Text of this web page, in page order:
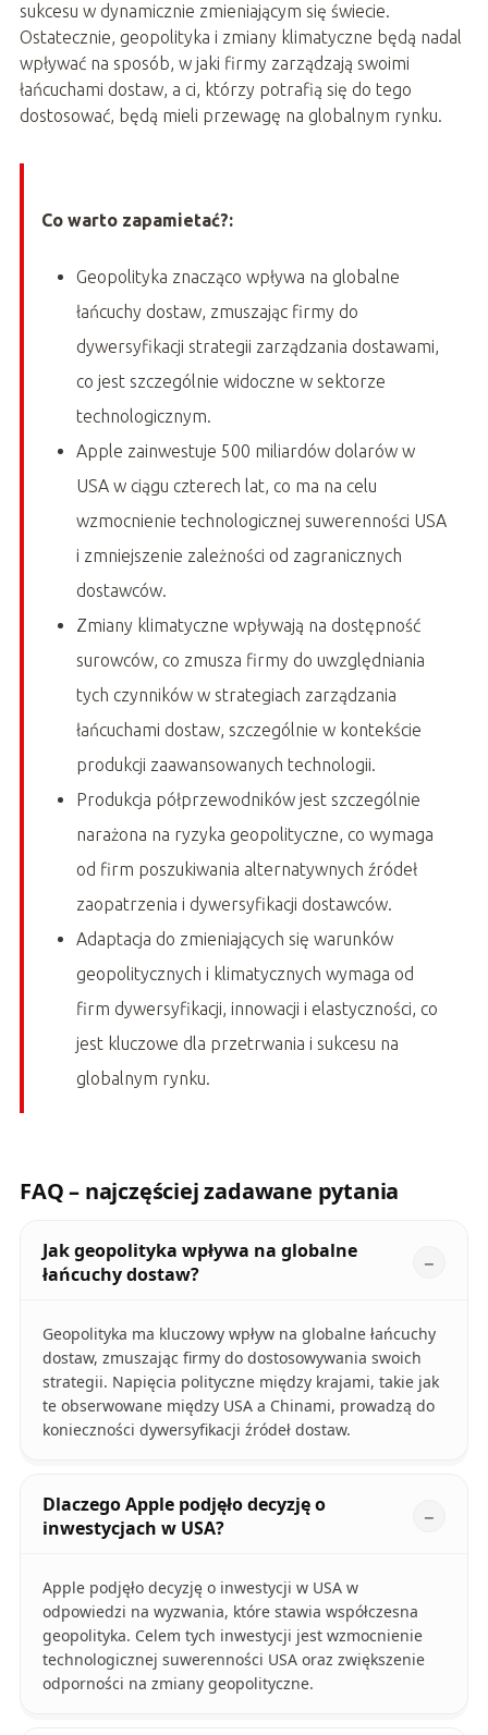
sukcesu w dynamicznie zmieniającym się świecie.
Ostatecznie, geopolityka i zmiany klimatyczne będą nadal
wpływać na sposób, w jaki firmy zarządzają swoimi
łańcuchami dostaw, a ci, którzy potrafią się do tego
dostosować, będą mieli przewagę na globalnym rynku.
Co warto zapamietać?:
Geopolityka znacząco wpływa na globalne
łańcuchy dostaw, zmuszając firmy do
dywersyfikacji strategii zarządzania dostawami,
co jest szczególnie widoczne w sektorze
technologicznym.
Apple zainwestuje 500 miliardów dolarów w
USA w ciągu czterech lat, co ma na celu
wzmocnienie technologicznej suwerenności USA
i zmniejszenie zależności od zagranicznych
dostawców.
Zmiany klimatyczne wpływają na dostępność
surowców, co zmusza firmy do uwzględniania
tych czynników w strategiach zarządzania
łańcuchami dostaw, szczególnie w kontekście
produkcji zaawansowanych technologii.
Produkcja półprzewodników jest szczególnie
narażona na ryzyka geopolityczne, co wymaga
od firm poszukiwania alternatywnych źródeł
zaopatrzenia i dywersyfikacji dostawców.
Adaptacja do zmieniających się warunków
geopolitycznych i klimatycznych wymaga od
firm dywersyfikacji, innowacji i elastyczności, co
jest kluczowe dla przetrwania i sukcesu na
globalnym rynku.
FAQ – najczęściej zadawane pytania
Jak geopolityka wpływa na globalne
łańcuchy dostaw?
Geopolityka ma kluczowy wpływ na globalne łańcuchy
dostaw, zmuszając firmy do dostosowywania swoich
strategii. Napięcia polityczne między krajami, takie jak
te obserwowane między USA a Chinami, prowadzą do
konieczności dywersyfikacji źródeł dostaw.
Dlaczego Apple podjęło decyzję o
inwestycjach w USA?
Apple podjęło decyzję o inwestycji w USA w
odpowiedzi na wyzwania, które stawia współczesna
geopolityka. Celem tych inwestycji jest wzmocnienie
technologicznej suwerenności USA oraz zwiększenie
odporności na zmiany geopolityczne.